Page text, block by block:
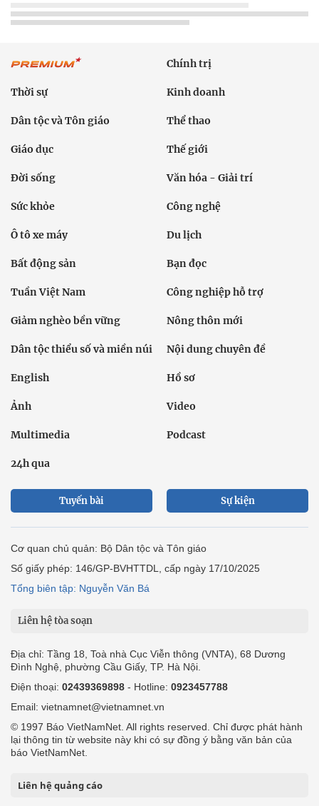
Chính trị
Thời sự Kinh doanh
Dân tộc và Tôn giáo Thể thao
Giáo dục Thế giới
Đời sống Văn hóa - Giải trí
Sức khỏe Công nghệ
Ô tô xe máy Du lịch
Bất động sản Bạn đọc
Tuần Việt Nam Công nghiệp hỗ trợ
Giảm nghèo bền vững Nông thôn mới
Dân tộc thiểu số và miền núi Nội dung chuyên đề
English Hồ sơ
Ảnh Video
Multimedia Podcast
24h qua
Tuyến bài Sự kiện
Cơ quan chủ quản: Bộ Dân tộc và Tôn giáo
Số giấy phép: 146/GP-BVHTTDL, cấp ngày 17/10/2025
Tổng biên tập: Nguyễn Văn Bá
Liên hệ tòa soạn
Địa chỉ: Tầng 18, Toà nhà Cục Viễn thông (VNTA), 68 Dương
Đình Nghệ, phường Cầu Giấy, TP. Hà Nội.
Điện thoại: 02439369898 - Hotline: 0923457788
Email: vietnamnet@vietnamnet.vn
© 1997 Báo VietNamNet. All rights reserved. Chỉ được phát hành
lại thông tin từ website này khi có sự đồng ý bằng văn bản của
báo VietNamNet.
Liên hệ quảng cáo